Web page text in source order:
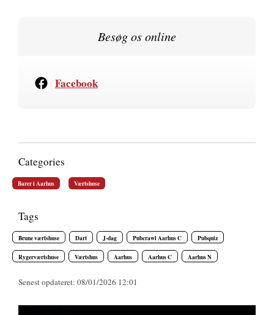
Besøg os online
Facebook
Categories
Barer i Aarhus Værtshuse
Tags
Brune værtshuse Dart J-dag Pubcrawl Aarhus C Pubquiz
Rygerværtshuse Værtshus Aarhus Aarhus C Aarhus N
Senest opdateret: 08/01/2026 12:01